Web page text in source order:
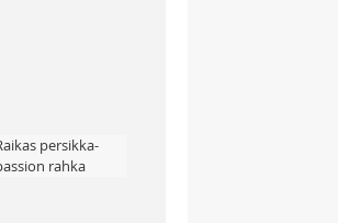
persikka-
rahka